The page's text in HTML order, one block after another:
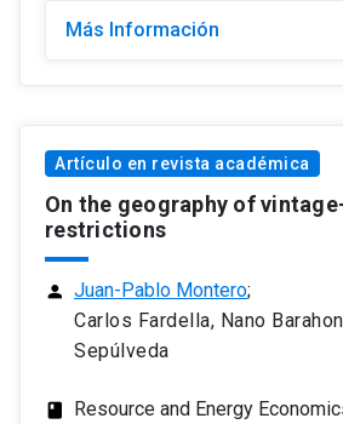
Más Información
Artículo en revista académica
On the geography of
restrictions
person Juan-Pablo Montero;
Carlos Fardella, Nano
Sepúlveda
class
Resource and Energy